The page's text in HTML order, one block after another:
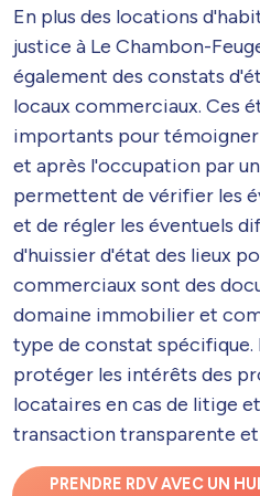
En plus des locations
justice à Le Chambon-
également des constats
locaux commerciaux. Ces
importants pour témoigner
et après l'occupation par
permettent de vérifier les
et de régler les éventuels
d'huissier d'état des lieux
commerciaux sont des
domaine immobilier et
type de constat spécifique.
protéger les intérêts des
locataires en cas de litige
transaction transparente
PRENDRE RDV AVEC UN